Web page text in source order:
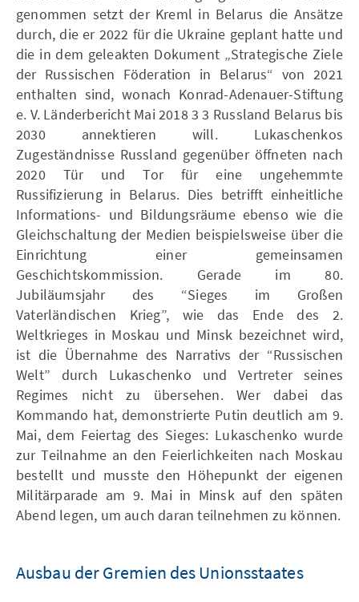
genommen setzt der Kreml in Belarus die Ansätze
durch, die er 2022 für die Ukraine geplant hatte und
die in dem geleakten Dokument „Strategische Ziele
der Russischen Föderation in Belarus“ von 2021
enthalten sind, wonach Konrad-Adenauer-Stiftung
e. V. Länderbericht Mai 2018 3 3 Russland Belarus bis
2030 annektieren will. Lukaschenkos
Zugeständnisse Russland gegenüber öffneten nach
2020 Tür und Tor für eine ungehemmte
Russifizierung in Belarus. Dies betrifft einheitliche
Informations- und Bildungsräume ebenso wie die
Gleichschaltung der Medien beispielsweise über die
Einrichtung einer gemeinsamen
Geschichtskommission. Gerade im 80.
Jubiläumsjahr des “Sieges im Großen
Vaterländischen Krieg”, wie das Ende des 2.
Weltkrieges in Moskau und Minsk bezeichnet wird,
ist die Übernahme des Narrativs der “Russischen
Welt” durch Lukaschenko und Vertreter seines
Regimes nicht zu übersehen. Wer dabei das
Kommando hat, demonstrierte Putin deutlich am 9.
Mai, dem Feiertag des Sieges: Lukaschenko wurde
zur Teilnahme an den Feierlichkeiten nach Moskau
bestellt und musste den Höhepunkt der eigenen
Militärparade am 9. Mai in Minsk auf den späten
Abend legen, um auch daran teilnehmen zu können.
Ausbau der Gremien des Unionsstaates